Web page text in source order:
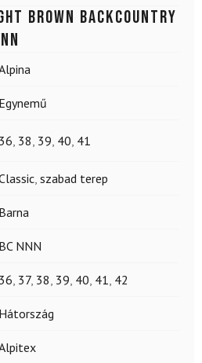
Brown backcountry
Egynemű
36 38 39 40 41
szabad terep
Barna
BC NNN
36 37, 38 39 40 41 42
Hátország